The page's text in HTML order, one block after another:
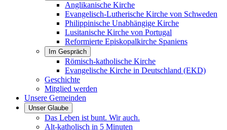
Anglikanische Kirche
Evangelisch-Lutherische Kirche von Schweden
Philippinische Unabhängige Kirche
Lusitanische Kirche von Portugal
Reformierte Episkopalkirche Spaniens
Im Gespräch
Römisch-katholische Kirche
Evangelische Kirche in Deutschland (EKD)
Geschichte
Mitglied werden
Unsere Gemeinden
Unser Glaube
Das Leben ist bunt. Wir auch.
Alt-katholisch in 5 Minuten